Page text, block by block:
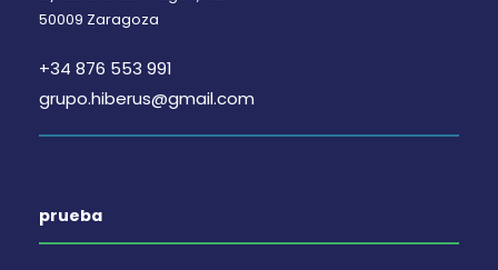
50009 Zaragoza
+34 876 553 991
grupo.hiberus@gmail.com
prueba